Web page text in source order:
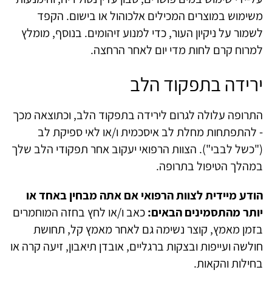
משימוש במוצרים המכילים אלכוהול או בישום. הקפד
לשמור על ניקיון העור, כדי למנוע זיהומים. בנוסף, מומלץ
למרוח קרם לחות מדי יום לאחר הרחצה.
ירידה בתפקוד הלב
התרופה עלולה לגרום לירידה בתפקוד הלב, וכתוצאה מכך
- להתפתחות מחלת לב איסכמית ו/או לאי ספיקת לב
("כשל לבבי"). הצוות הרפואי יעקוב אחר תפקודי הלב שלך
במהלך הטיפול בתרופה.
הודע מיידית לצוות הרפואי אם אתה מבחין באחד או
יותר מהתסמינים הבאים:כאב ו/או לחץ בחזה המוחמרים
בזמן מאמץ, קוצר נשימה גם לאחר מאמץ קל, תחושת
חולשה ועייפות ובצקות ברגליים, אובדן תיאבון, זיעה קרה או
בחילות והקאות.